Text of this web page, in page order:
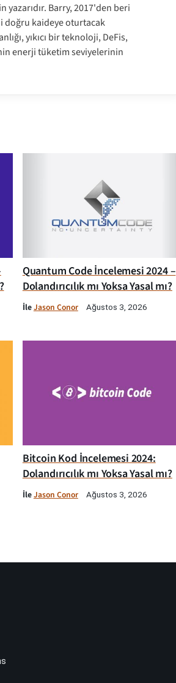
yazarıdır. Barry, 2017'den beri
doğru kaideye oturtacak
yıkıcı bir teknoloji, DeFis,
enerji tüketim seviyelerinin
Quantum Code İncelemesi 2024 –
Dolandırıcılık mı Yoksa Yasal mı?
İleJason Conor Ağustos 3, 2026
Bitcoin Kod İncelemesi 2024:
Dolandırıcılık mı Yoksa Yasal mı?
İleJason Conor Ağustos 3, 2026